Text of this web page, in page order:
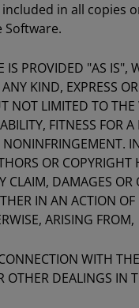
in all copies
IS PROVIDED "AS IS",
KIND, EXPRESS
NOT LIMITED TO THE
FITNESS FOR
OR COPYRIGHT
CLAIM, DAMAGES OR
IN AN ACTION OF
ARISING FROM,
WITH
OTHER DEALINGS IN